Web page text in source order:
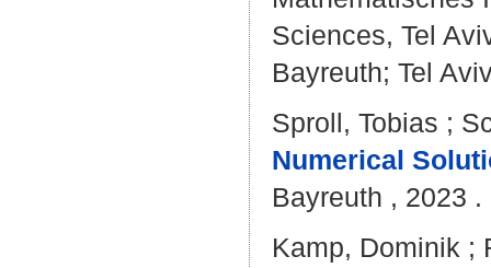
Sciences, Tel
Bayreuth; Tel
Sproll, Tobias ;
Numerical
Bayreuth , 2023 .
Kamp, Dominik ;